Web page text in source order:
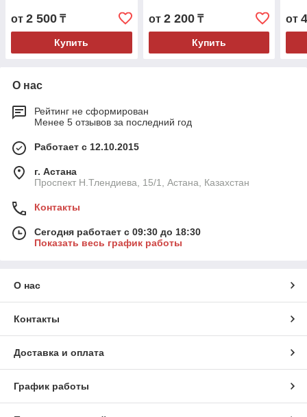
от 2 500 ₸
Купить
от 2 200₸
Купить
от
О нас
Рейтинг не сформирован
Менее 5 отзывов за последний год
Работает с 12.10.2015
г. Астана
Проспект Н.Тлендиева, 15/1, Астана, Казахстан
Контакты
Сегодня работает с 09:30 до 18:30
Показать весь график работы
О нас
Контакты
Доставка и оплата
График работы